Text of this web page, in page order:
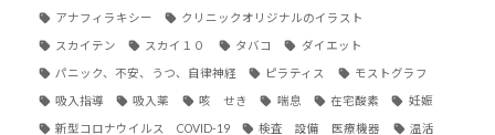
アナフィラキシー クリニックオリジナルのイラスト
スカイテン スカイ１０ タバコ ダイエット
パニック、不安、うつ、自律神経 ピラティス モストグラフ
吸入指導 吸入薬 咳 せき 喘息 在宅酸素 妊娠
新型コロナウイルス COVID-19 検査 設備 医療機器 温活